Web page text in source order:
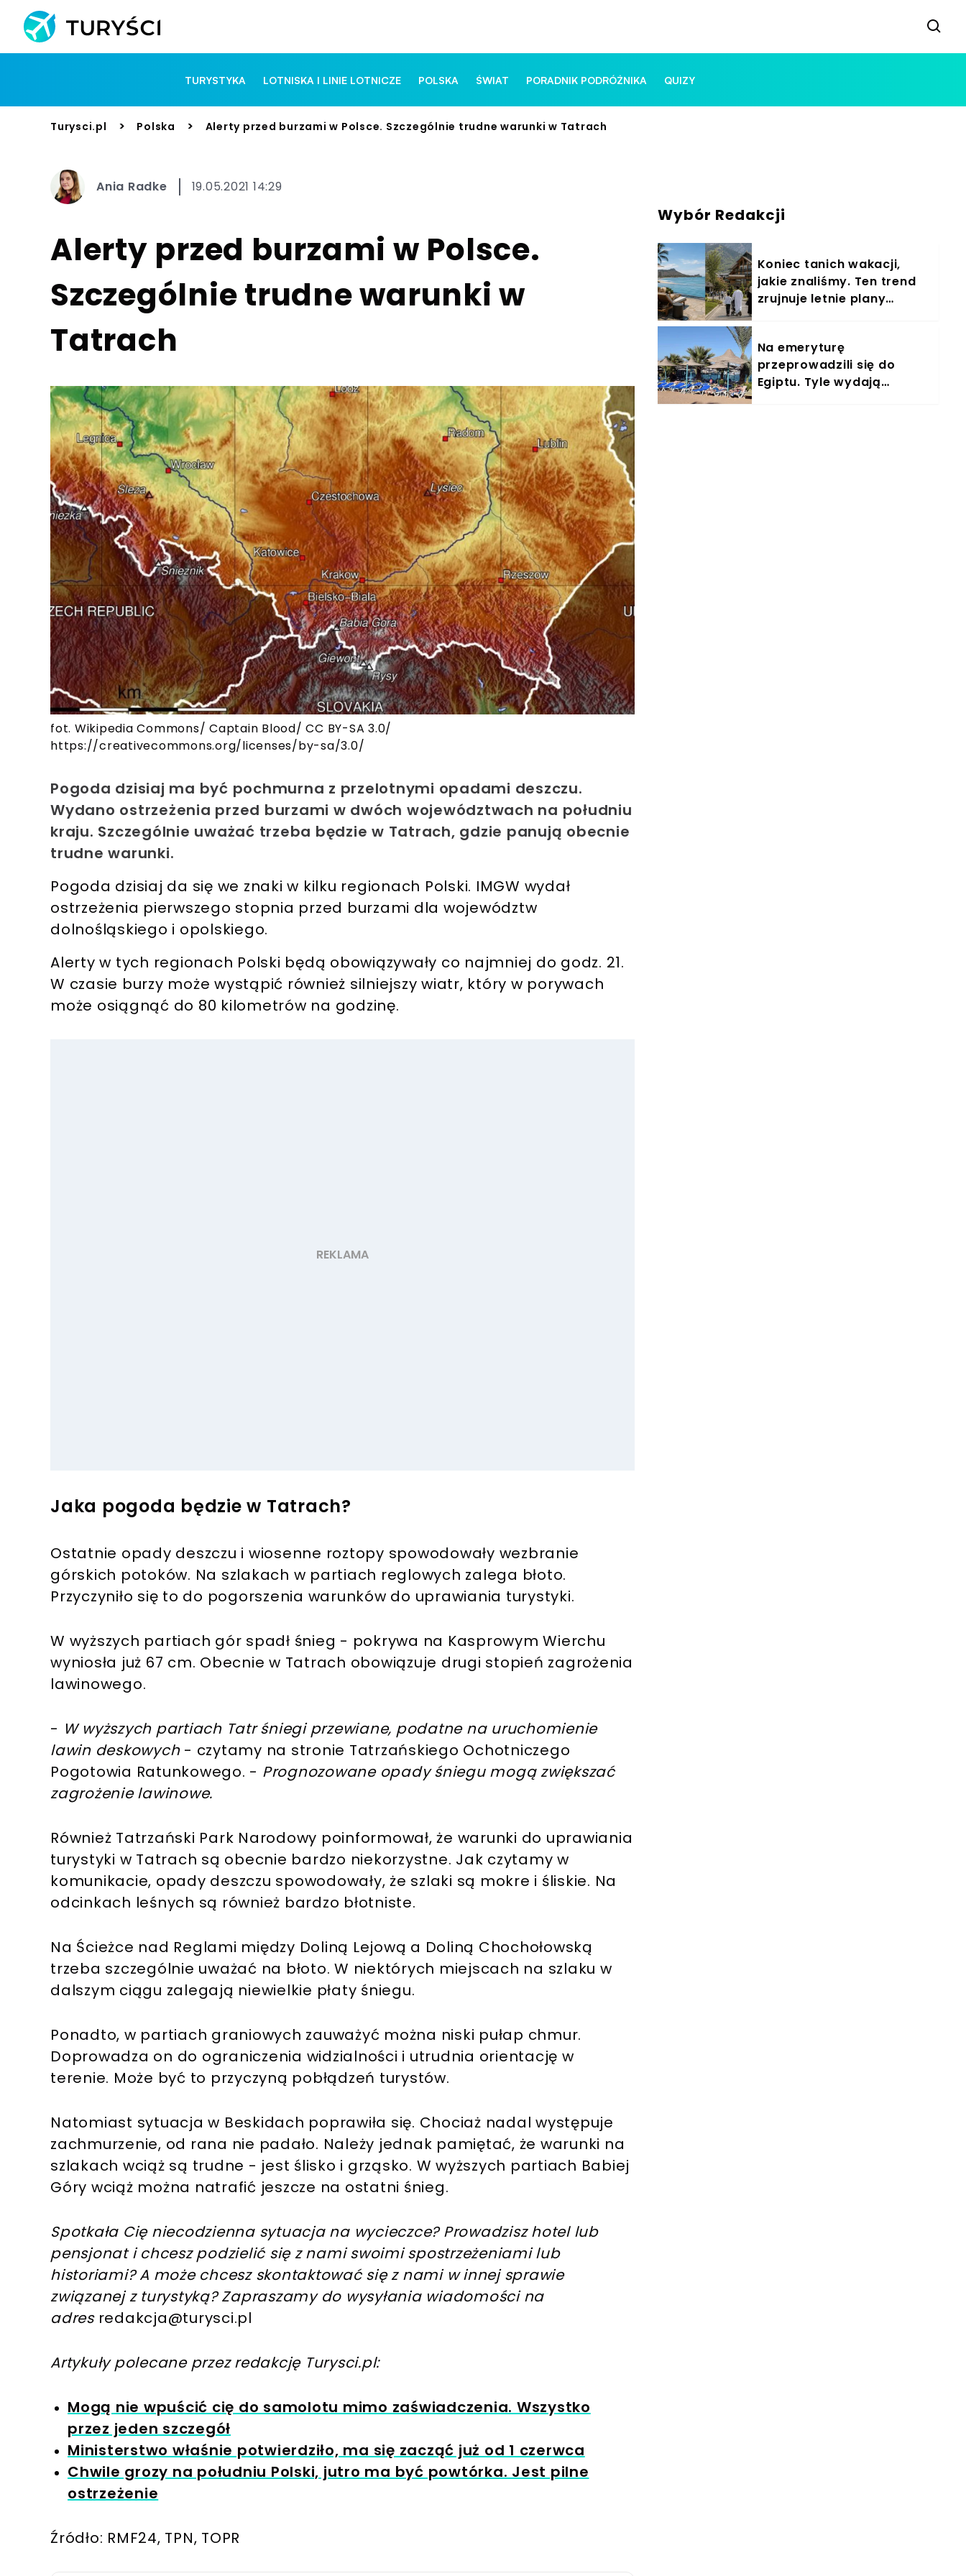
TURYSTYKA LOTNISKA I LINIE LOTNICZE POLSKA ŚWIAT PORADNIK PODRÓŻNIKA QUIZY
Turysci.pl > Polska > Alerty przed burzami w Polsce. Szczególnie trudne warunki w Tatrach
Ania Radke 19.05.2021 14:29
Alerty przed burzami w Polsce.
Szczególnie trudne warunki w
Tatrach
fot. Wikipedia Commons/ Captain Blood/ CC BY-SA 3.0/
https://creativecommons.org/licenses/by-sa/3.0/
Pogoda dzisiaj ma być pochmurna z przelotnymi opadami deszczu.
Wydano ostrzeżenia przed burzami w dwóch województwach na południu
kraju. Szczególnie uważać trzeba będzie w Tatrach, gdzie panują obecnie
trudne warunki.
Pogoda dzisiaj da się we znaki w kilku regionach Polski. IMGW wydał
ostrzeżenia pierwszego stopnia przed burzami dla województw
dolnośląskiego i opolskiego.
Alerty w tych regionach Polski będą obowiązywały co najmniej do godz. 21.
W czasie burzy może wystąpić również silniejszy wiatr, który w porywach
może osiągnąć do 80 kilometrów na godzinę.
Jaka pogoda będzie w Tatrach?
Ostatnie opady deszczu i wiosenne roztopy spowodowały wezbranie
górskich potoków. Na szlakach w partiach reglowych zalega błoto.
Przyczyniło się to do pogorszenia warunków do uprawiania turystyki.
W wyższych partiach gór spadł śnieg - pokrywa na Kasprowym Wierchu
wyniosła już 67 cm. Obecnie w Tatrach obowiązuje drugi stopień zagrożenia
lawinowego.
- W wyższych partiach Tatr śniegi przewiane, podatne na uruchomienie
lawin deskowych- czytamy na stronie Tatrzańskiego Ochotniczego
Pogotowia Ratunkowego. - Prognozowane opady śniegu mogą zwiększać
zagrożenie lawinowe.
Również Tatrzański Park Narodowy poinformował, że warunki do uprawiania
turystyki w Tatrach są obecnie bardzo niekorzystne. Jak czytamy w
komunikacie, opady deszczu spowodowały, że szlaki są mokre i śliskie. Na
odcinkach leśnych są również bardzo błotniste.
Na Ścieżce nad Reglami między Doliną Lejową a Doliną Chochołowską
trzeba szczególnie uważać na błoto. W niektórych miejscach na szlaku w
dalszym ciągu zalegają niewielkie płaty śniegu.
Ponadto, w partiach graniowych zauważyć można niski pułap chmur.
Doprowadza on do ograniczenia widzialności i utrudnia orientację w
terenie. Może być to przyczyną pobłądzeń turystów.
Natomiast sytuacja w Beskidach poprawiła się. Chociaż nadal występuje
zachmurzenie, od rana nie padało. Należy jednak pamiętać, że warunki na
szlakach wciąż są trudne - jest ślisko i grząsko. W wyższych partiach Babiej
Góry wciąż można natrafić jeszcze na ostatni śnieg.
Spotkała Cię niecodzienna sytuacja na wycieczce? Prowadzisz hotel lub
pensjonat i chcesz podzielić się z nami swoimi spostrzeżeniami lub
historiami? A może chcesz skontaktować się z nami w innej sprawie
związanej z turystyką? Zapraszamy do wysyłania wiadomości na
adres redakcja@turysci.pl
Artykuły polecane przez redakcję Turysci.pl:
Mogą nie wpuścić cię do samolotu mimo zaświadczenia. Wszystko
przez jeden szczegół
Ministerstwo właśnie potwierdziło, ma się zacząć już od 1 czerwca
Chwile grozy na południu Polski, jutro ma być powtórka. Jest pilne
ostrzeżenie
Źródło: RMF24, TPN, TOPR
Wybór Redakcji
Koniec tanich wakacji,
jakie znaliśmy. Ten trend
zrujnuje letnie plany
Na emeryturę
przeprowadzili się do
Egiptu. Tyle wydają